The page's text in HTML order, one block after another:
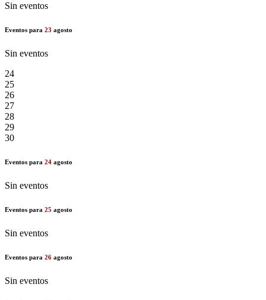
Sin eventos
Eventos para 23 agosto
Sin eventos
24
25
26
27
28
29
30
Eventos para 24 agosto
Sin eventos
Eventos para 25 agosto
Sin eventos
Eventos para 26 agosto
Sin eventos